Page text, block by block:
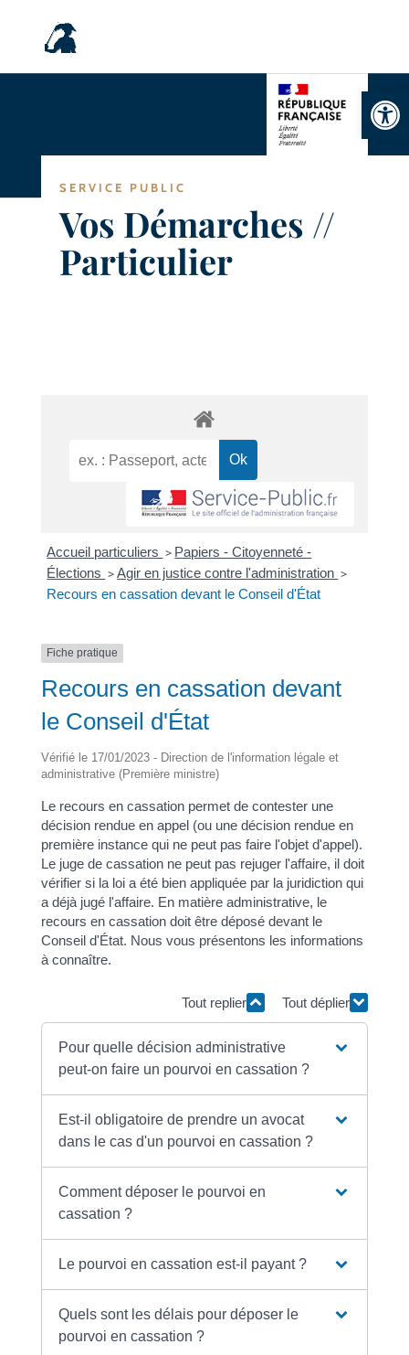
SERVICE PUBLIC
Vos Démarches //
Particulier
Accueil particuliers > Papiers - Citoyenneté -
Élections >Agir en justice contre l'administration >
Recours en cassation devant le Conseil d'État
Fiche pratique
Recours en cassation devant
le Conseil d'État
Vérifié le 17/01/2023 - Direction de l'information légale et
administrative (Première ministre)
Le recours en cassation permet de contester une
décision rendue en appel (ou une décision rendue en
première instance qui ne peut pas faire l'objet d'appel).
Le juge de cassation ne peut pas rejuger l'affaire, il doit
vérifier si la loi a été bien appliquée par la juridiction qui
a déjà jugé l'affaire. En matière administrative, le
recours en cassation doit être déposé devant le
Conseil d'État. Nous vous présentons les informations
à connaître.
Tout replier Tout déplier
Pour quelle décision administrative
peut-on faire un pourvoi en cassation ?
Est-il obligatoire de prendre un avocat
dans le cas d'un pourvoi en cassation ?
Comment déposer le pourvoi en
cassation ?
Le pourvoi en cassation est-il payant ?
Quels sont les délais pour déposer le
pourvoi en cassation ?
Ouvrir